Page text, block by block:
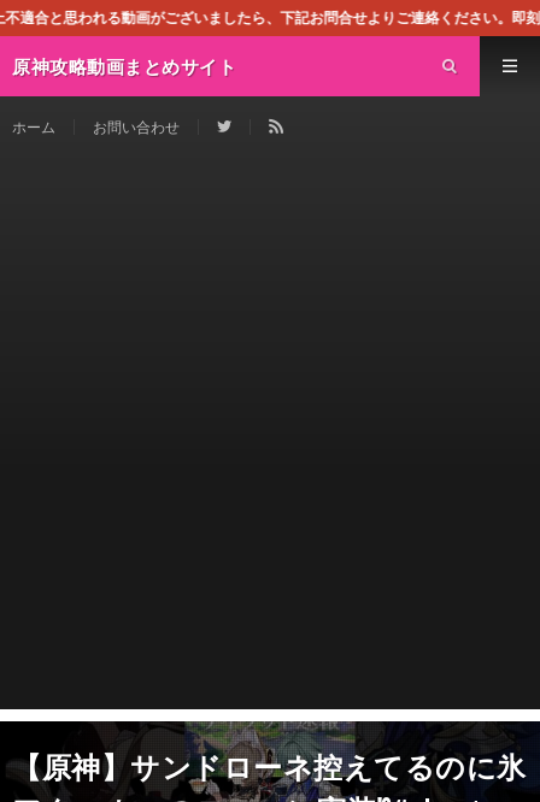
ございましたら、下記お問合せよりご連絡ください。即刻対処させて頂き
原神攻略動画まとめサイト
ホーム お問い合わせ
【原神】サンドローネ控えてるのに氷